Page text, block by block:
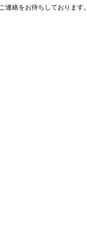
ご連絡をお待ちしております。